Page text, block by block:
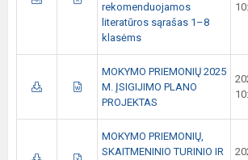
rekomenduojamos
literatūros sąrašas 1–8
klasėms
MOKYMO PRIEMONIŲ 2025
M. ĮSIGIJIMO PLANO
PROJEKTAS
MOKYMO PRIEMONIŲ,
SKAITMENINIO TURINIO IR